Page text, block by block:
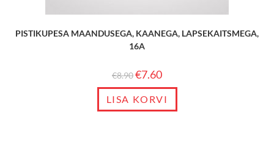
PISTIKUPESA MAANDUSEGA, KAANEGA, LAPSEKAITSMEGA,
16A
€8.90€7.60
LISA KORVI